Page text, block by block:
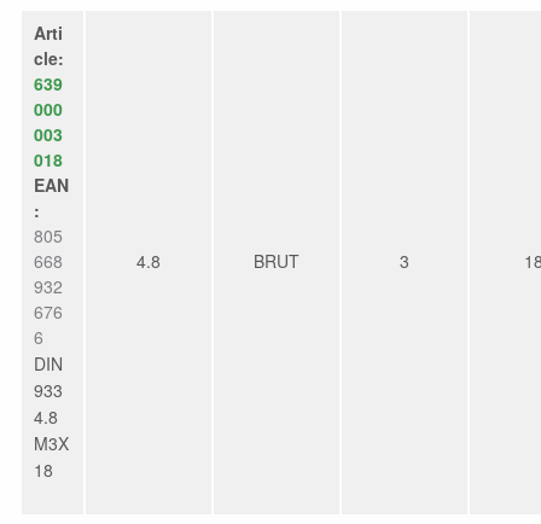
Arti
cle:
639
000
003
018
EAN
:
805
668
932
676
6
DIN
933
4.8
M3X
18
4.8 BRUT 3